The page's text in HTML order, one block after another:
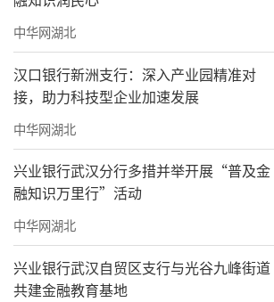
中华网湖北
汉口银行新洲支行：深入产业园精准对
接，助力科技型企业加速发展
中华网湖北
兴业银行武汉分行多措并举开展“普及金
融知识万里行”活动
中华网湖北
兴业银行武汉自贸区支行与光谷九峰街道
共建金融教育基地